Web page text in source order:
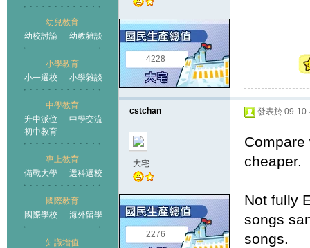
幼兒教育
幼校討論
幼教雜談
小學教育
小一選校
小學雜談
中學教育
升中派位
中學交流
初中教育
專上教育
備戰大學
選科選校
國際教育
國際學校
海外留學
知識增值
王國
4228
cstchan
大宅
2276
發表於 09-
cheaper.
Not fully
songs
songs.